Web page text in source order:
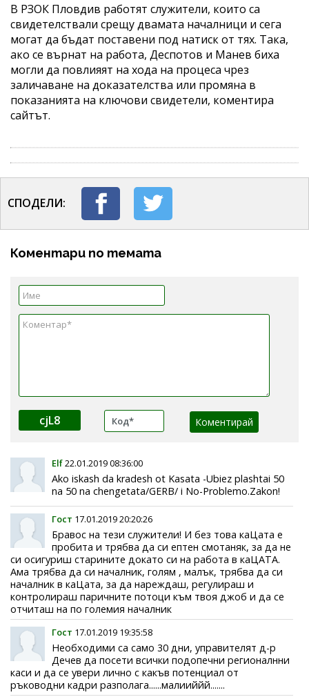
В РЗОК Пловдив работят служители, които са
свидетелствали срещу двамата началници и сега
могат да бъдат поставени под натиск от тях. Така,
ако се върнат на работа, Деспотов и Манев биха
могли да повлияят на хода на процеса чрез
заличаване на доказателства или промяна в
показанията на ключови свидетели, коментира
сайтът.
СПОДЕЛИ:
Коментари по темата
cjL8
Elf22.01.2019 08:36:00
Ako iskash da kradesh ot Kasata -Ubiez plashtai 50
na 50 na chengetata/GERB/ i No-Problemo.Zakon!
Гост 17.01.2019 20:20:26
Бравос на тези служители! И без това каЦата е
пробита и трябва да си ептен смотаняк, за да не
си осигуриш старините докато си на работа в каЦАТА.
Ама трябва да си началник, голям , малък, трябва да си
началник в каЦата, за да нареждаш, регулираш и
контролираш паричните потоци към твоя джоб и да се
отчиташ на по големия началник
Гост 17.01.2019 19:35:58
Необходими са само 30 дни, управителят д-р
Дечев да посети всички подопечни регионалнни
каси и да се увери лично с какъв потенциал от
ръководни кадри разполага......малииййй.......